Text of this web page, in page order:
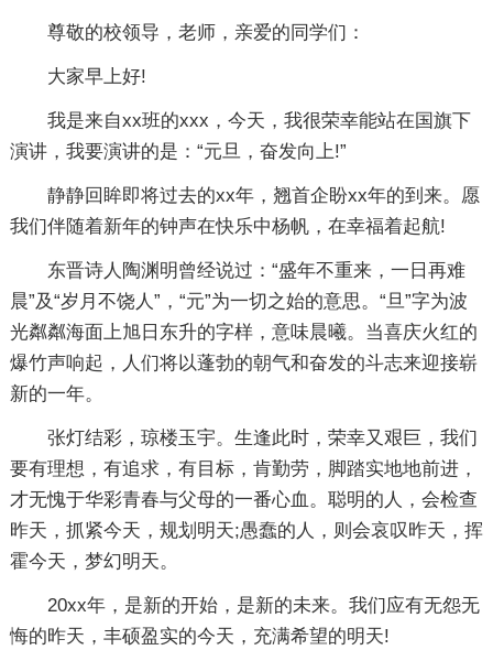
尊敬的校领导，老师，亲爱的同学们：
大家早上好!
我是来自xx班的xxx，今天，我很荣幸能站在国旗下
演讲，我要演讲的是：“元旦，奋发向上!”
静静回眸即将过去的xx年，翘首企盼xx年的到来。愿
我们伴随着新年的钟声在快乐中杨帆，在幸福着起航!
东晋诗人陶渊明曾经说过：“盛年不重来，一日再难
晨”及“岁月不饶人”，“元”为一切之始的意思。“旦”字为波
光粼粼海面上旭日东升的字样，意味晨曦。当喜庆火红的
爆竹声响起，人们将以蓬勃的朝气和奋发的斗志来迎接崭
新的一年。
张灯结彩，琼楼玉宇。生逢此时，荣幸又艰巨，我们
要有理想，有追求，有目标，肯勤劳，脚踏实地地前进，
才无愧于华彩青春与父母的一番心血。聪明的人，会检查
昨天，抓紧今天，规划明天;愚蠢的人，则会哀叹昨天，挥
霍今天，梦幻明天。
20xx年，是新的开始，是新的未来。我们应有无怨无
悔的昨天，丰硕盈实的今天，充满希望的明天!